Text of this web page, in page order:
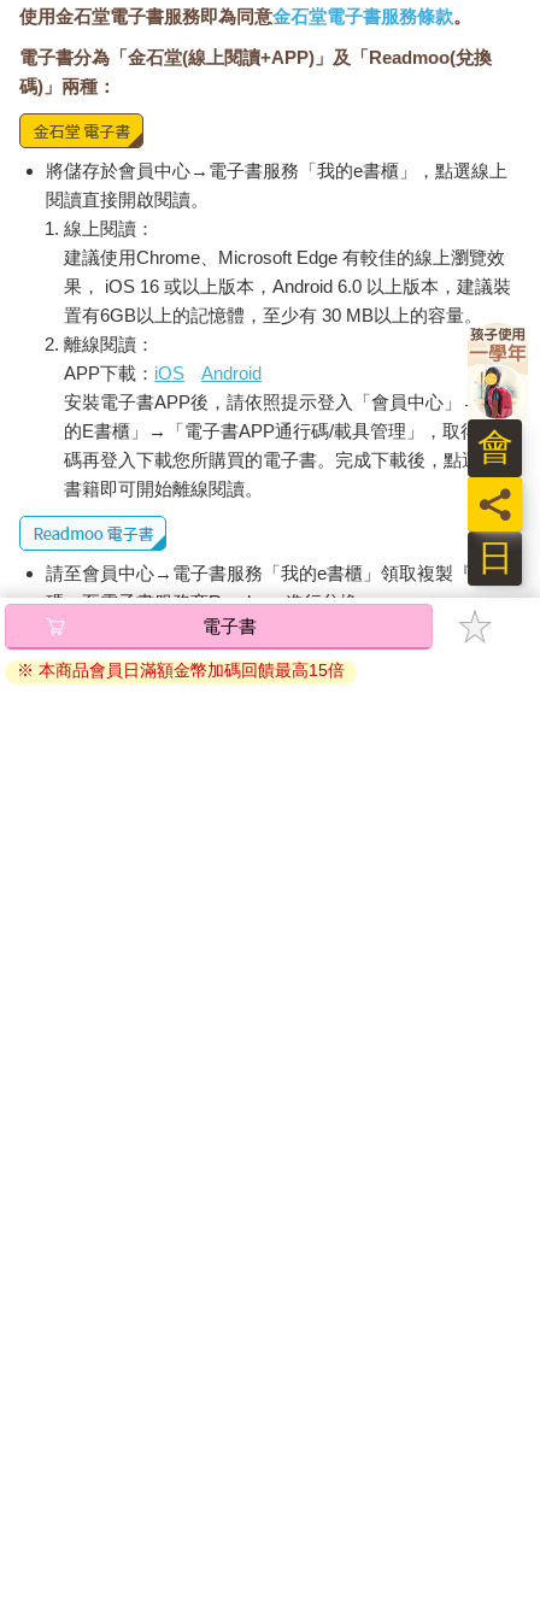
使用金石堂電子書服務即為同意金石堂電子書服務條款。
電子書分為「金石堂(線上閱讀+APP)」及「Readmoo(兌換
碼)」兩種：
將儲存於會員中心→電子書服務「我的e書櫃」，點選線上
閱讀直接開啟閱讀。
線上閱讀：
建議使用Chrome、Microsoft Edge 有較佳的線上瀏覽效
果， iOS 16 或以上版本，Android 6.0 以上版本，建議裝
置有6GB以上的記憶體，至少有 30 MB以上的容量。
離線閱讀：
APP下載： iOS
Android
安裝電子書APP後，請依照提示登入「會員中心」→「我
的E書櫃」→「電子書APP通行碼/載具管理」，取得通行
碼再登入下載您所購買的電子書。完成下載後，點選任一
書籍即可開始離線閱讀。
請至會員中心→電子書服務「我的e書櫃」領取複製『兌換
碼』至電子書服務商Readmoo進行兌換。
退換貨須知：
因版權保護，您在金石堂所購買的電子書僅能以金石堂專屬
電子書
※ 本商品會員日滿額金幣加碼回饋最高15倍
日
員
會